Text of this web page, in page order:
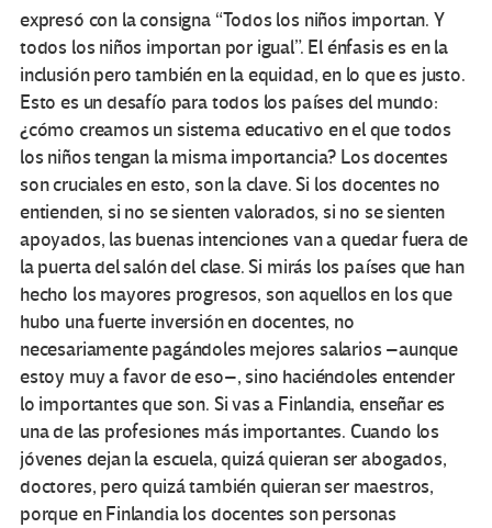
expresó con la consigna “Todos los niños importan. Y
todos los niños importan por igual”. El énfasis es en la
inclusión pero también en la equidad, en lo que es justo.
Esto es un desafío para todos los países del mundo:
¿cómo creamos un sistema educativo en el que todos
los niños tengan la misma importancia? Los docentes
son cruciales en esto, son la clave. Si los docentes no
entienden, si no se sienten valorados, si no se sienten
apoyados, las buenas intenciones van a quedar fuera de
la puerta del salón del clase. Si mirás los países que han
hecho los mayores progresos, son aquellos en los que
hubo una fuerte inversión en docentes, no
necesariamente pagándoles mejores salarios –aunque
estoy muy a favor de eso–, sino haciéndoles entender
lo importantes que son. Si vas a Finlandia, enseñar es
una de las profesiones más importantes. Cuando los
jóvenes dejan la escuela, quizá quieran ser abogados,
doctores, pero quizá también quieran ser maestros,
porque en Finlandia los docentes son personas